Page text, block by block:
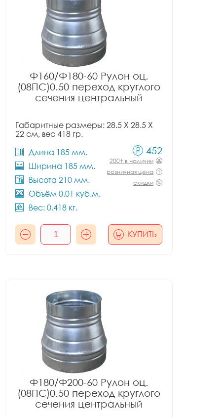
Ф160/Ф180-60 Рулон оц.
(08ПС)0.50 переход круглого
сечения центральный
Габаритные размеры: 28.5 X 28.5 X
22 см, вес 418 гр.
Длина 185 мм.
Ширина 185 мм.
Высота 210 мм.
Объём 0.01 куб.м.
Вес: 0.418 кг.
452
200+ в наличии
розничная цена
скидки
КУПИТЬ
Ф180/Ф200-60 Рулон оц.
(08ПС)0.50 переход круглого
сечения центральный